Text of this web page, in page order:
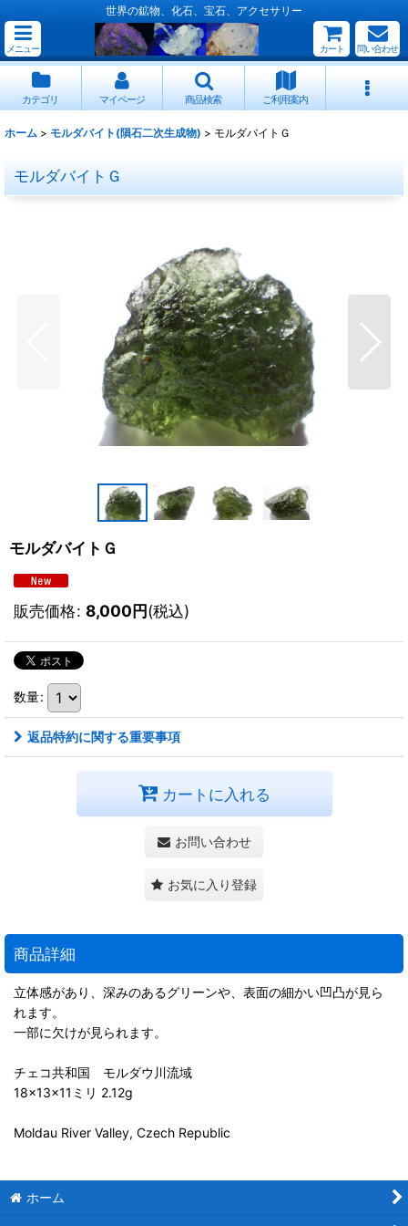
世界の鉱物、化石、宝石、アクセサリー
メニュー カート 問い合わせ
カテゴリ マイページ 商品検索 ご利用案内
ホーム > モルダバイト(隕石二次生成物) > モルダバイトＧ
モルダバイトＧ
モルダバイトＧ
販売価格: 8,000円(税込)
数量:
返品特約に関する重要事項
カートに入れる
お問い合わせ
お気に入り登録
商品詳細
立体感があり、深みのあるグリーンや、表面の細かい凹凸が見ら
れます。
一部に欠けが見られます。
チェコ共和国 モルダウ川流域
18×13×11ミリ 2.12g
Moldau River Valley, Czech Republic
ホーム